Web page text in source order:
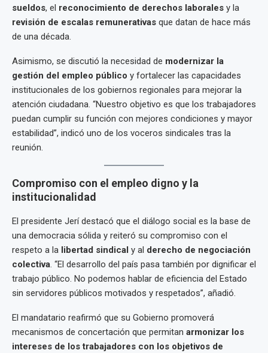
sueldos, el reconocimiento de derechos laborales y la
revisión de escalas remunerativas que datan de hace más
de una década.
Asimismo, se discutió la necesidad de modernizar la
gestión del empleo público y fortalecer las capacidades
institucionales de los gobiernos regionales para mejorar la
atención ciudadana. “Nuestro objetivo es que los trabajadores
puedan cumplir su función con mejores condiciones y mayor
estabilidad”, indicó uno de los voceros sindicales tras la
reunión.
Compromiso con el empleo digno y la
institucionalidad
El presidente Jerí destacó que el diálogo social es la base de
una democracia sólida y reiteró su compromiso con el
respeto a la libertad sindical y al derecho de negociación
colectiva. “El desarrollo del país pasa también por dignificar el
trabajo público. No podemos hablar de eficiencia del Estado
sin servidores públicos motivados y respetados”, añadió.
El mandatario reafirmó que su Gobierno promoverá
mecanismos de concertación que permitan armonizar los
intereses de los trabajadores con los objetivos de